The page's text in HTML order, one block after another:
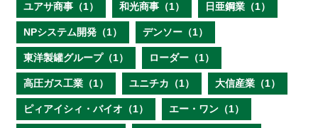
ユアサ商事（1） 和光商事（1） 日亜鋼業（1）
NPシステム開発（1） デンソー（1）
東洋製罐グループ（1） ローダー（1）
高圧ガス工業（1） ユニチカ（1） 大信産業（1）
ピィアイシィ・バイオ（1） エー・ワン（1）